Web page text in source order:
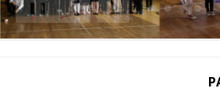
Poprzedni Element
Następny Element
❚❚